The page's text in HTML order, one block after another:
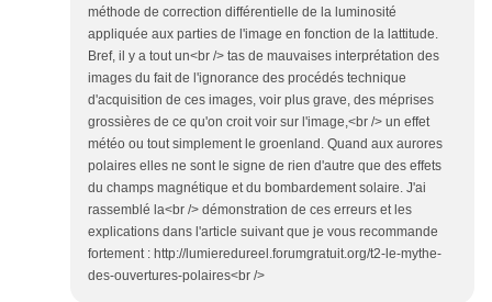
méthode de correction différentielle de la luminosité
appliquée aux parties de l'image en fonction de la lattitude.
Bref, il y a tout un<br /> tas de mauvaises interprétation des
images du fait de l'ignorance des procédés technique
d'acquisition de ces images, voir plus grave, des méprises
grossières de ce qu'on croit voir sur l'image,<br /> un effet
météo ou tout simplement le groenland. Quand aux aurores
polaires elles ne sont le signe de rien d'autre que des effets
du champs magnétique et du bombardement solaire. J'ai
rassemblé la<br /> démonstration de ces erreurs et les
explications dans l'article suivant que je vous recommande
fortement : http://lumieredureel.forumgratuit.org/t2-le-mythe-
des-ouvertures-polaires<br />